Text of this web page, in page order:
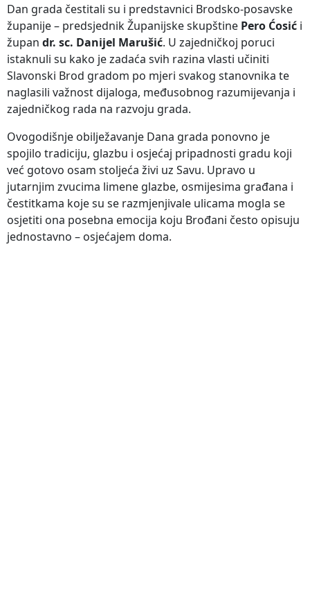
Dan grada čestitali su i predstavnici Brodsko-posavske
županije – predsjednik Županijske skupštine Pero Ćosić i
župan dr. sc. Danijel Marušić. U zajedničkoj poruci
istaknuli su kako je zadaća svih razina vlasti učiniti
Slavonski Brod gradom po mjeri svakog stanovnika te
naglasili važnost dijaloga, međusobnog razumijevanja i
zajedničkog rada na razvoju grada.
Ovogodišnje obilježavanje Dana grada ponovno je
spojilo tradiciju, glazbu i osjećaj pripadnosti gradu koji
već gotovo osam stoljeća živi uz Savu. Upravo u
jutarnjim zvucima limene glazbe, osmijesima građana i
čestitkama koje su se razmjenjivale ulicama mogla se
osjetiti ona posebna emocija koju Brođani često opisuju
jednostavno – osjećajem doma.